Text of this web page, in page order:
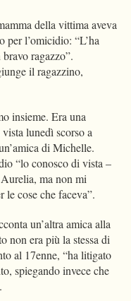
della vittima aveva
per l’omicidio: “L’ha
ragazzo”.
il ragazzino,
insieme. Era una
lunedì scorso a
di Michelle.
“lo conosco di vista –
ma non mi
cose che faceva”.
un’altra amica alla
non era più la stessa di
al 17enne, “ha litigato
spiegando invece che